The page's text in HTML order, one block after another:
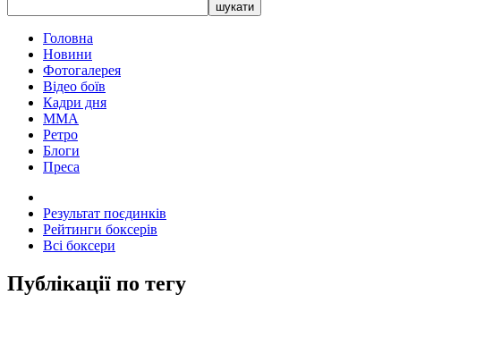
Головна
Новини
Фотогалерея
Відео боїв
Кадри дня
ММА
Ретро
Блоги
Преса
Результат поєдинків
Рейтинги боксерів
Всі боксери
Публікації по тегу